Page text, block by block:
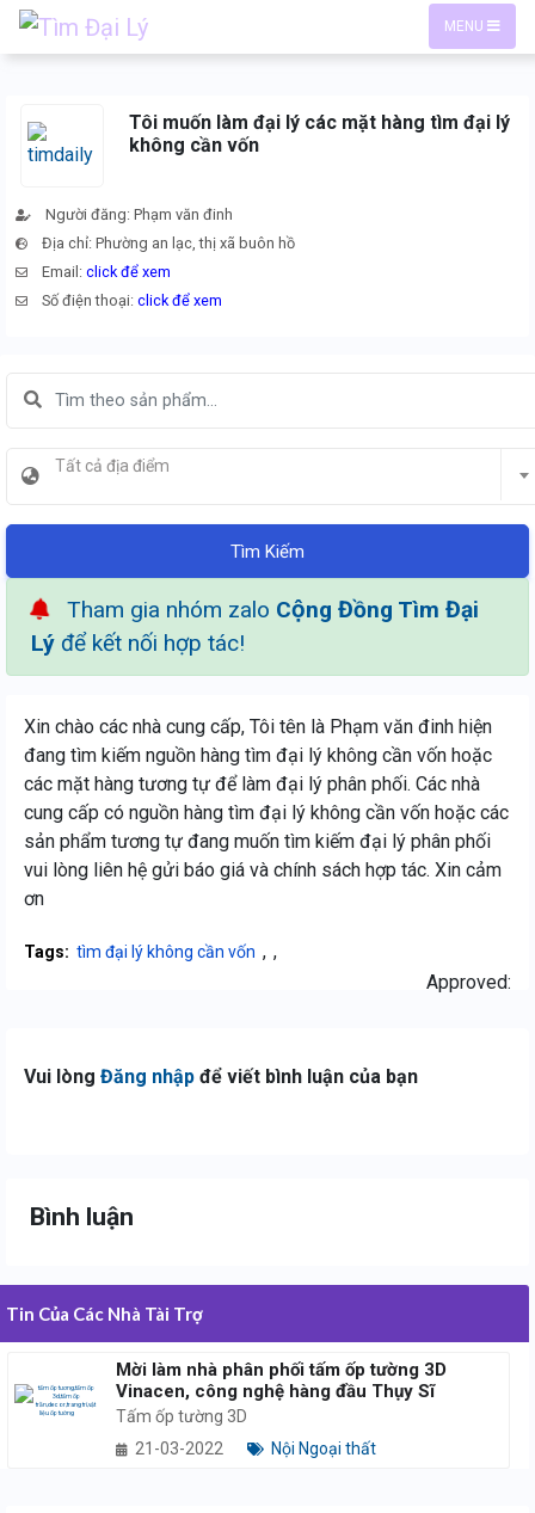
MENU
Tôi muốn làm đại lý các mặt hàng tìm đại lý
không cần vốn
Người đăng: Phạm văn đinh
Địa chỉ: Phường an lạc, thị xã buôn hồ
Email:click để xem
Số điện thoại:click để xem
Tất cả địa điểm
Tìm Kiếm
Tham gia nhóm zalo Cộng Đồng Tìm Đại
Lý để kết nối hợp tác!
Xin chào các nhà cung cấp, Tôi tên là Phạm văn đinh hiện
đang tìm kiếm nguồn hàng tìm đại lý không cần vốn hoặc
các mặt hàng tương tự để làm đại lý phân phối. Các nhà
cung cấp có nguồn hàng tìm đại lý không cần vốn hoặc các
sản phẩm tương tự đang muốn tìm kiếm đại lý phân phối
vui lòng liên hệ gửi báo giá và chính sách hợp tác. Xin cảm
ơn
Tags: tìm đại lý không cần vốn , ,
Approved:
Vui lòng Đăng nhập để viết bình luận của bạn
Bình luận
Tin Của Các Nhà Tài Trợ
Mời làm nhà phân phối tấm ốp tường 3D
Vinacen, công nghệ hàng đầu Thụy Sĩ
Tấm ốp tường 3D
21-03-2022
Nội Ngoại thất